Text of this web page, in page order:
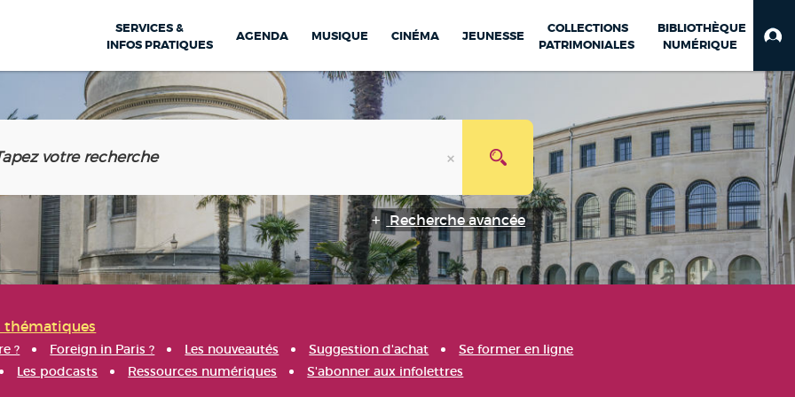
SERVICES &
INFOS PRATIQUES
AGENDA MUSIQUE CINÉMA JEUNESSE
COLLECTIONS
PATRIMONIALES
BIBLIOTHÈQUE
NUMÉRIQUE
Recherche avancée
thématiques
? Foreign in Paris ? Les nouveautés Suggestion d'achat
Se former en ligne
Les podcasts Ressources numériques S'abonner aux infolettres